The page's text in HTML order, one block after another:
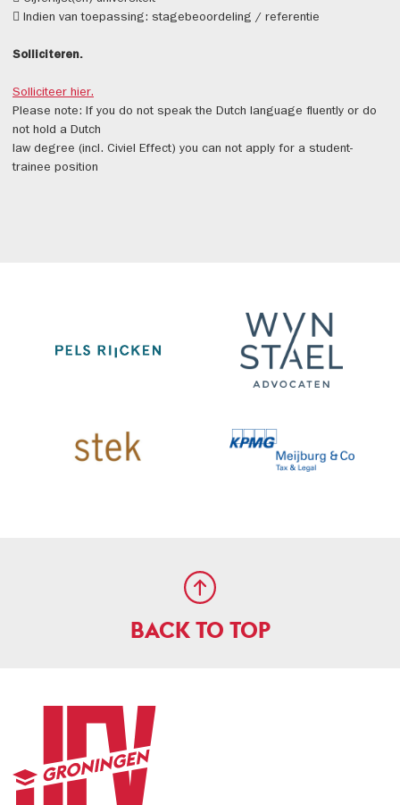
 Indien van toepassing: stagebeoordeling / referentie
Solliciteren.
Solliciteer hier.
Please note: If you do not speak the Dutch language fluently or do
not hold a Dutch
law degree (incl. Civiel Effect) you can not apply for a student-
trainee position
BACK TO TOP